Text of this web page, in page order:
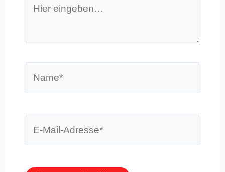
eingeben…